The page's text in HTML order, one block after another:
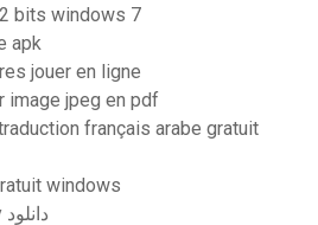
bits windows 7
apk
jouer en ligne
image jpeg en pdf
français arabe gratuit
windows
Qihoo 360 total security دانلود